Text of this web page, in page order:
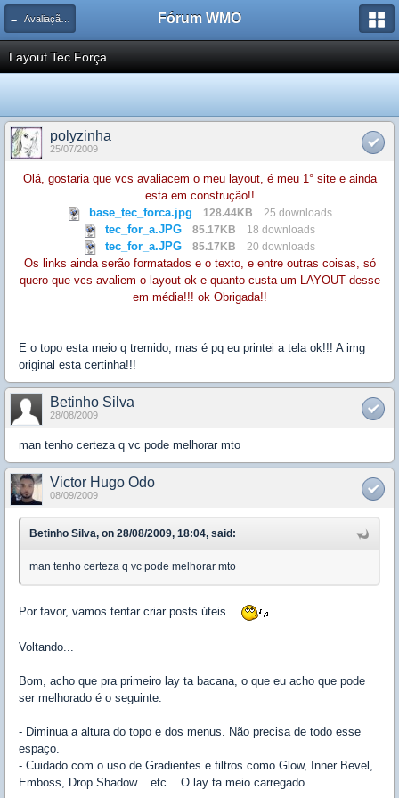
← Avaliação de Layouts de Sites Fórum WMO
Layout Tec Força
polyzinha
25/07/2009
Olá, gostaria que vcs avaliacem o meu layout, é meu 1° site e ainda
esta em construção!!
base_tec_forca.jpg
128.44KB 25 downloads
tec_for_a.JPG 85.17KB 18 downloads
tec_for_a.JPG 85.17KB 20 downloads
Os links ainda serão formatados e o texto, e entre outras coisas, só
quero que vcs avaliem o layout ok e quanto custa um LAYOUT desse
em média!!! ok Obrigada!!
E o topo esta meio q tremido, mas é pq eu printei a tela ok!!! A img
original esta certinha!!!
Betinho Silva
28/08/2009
man tenho certeza q vc pode melhorar mto
Victor Hugo Odo
08/09/2009
Betinho Silva, on 28/08/2009, 18:04, said:
man tenho certeza q vc pode melhorar mto
Por favor, vamos tentar criar posts úteis...
Voltando...
Bom, acho que pra primeiro lay ta bacana, o que eu acho que pode
ser melhorado é o seguinte:
- Diminua a altura do topo e dos menus. Não precisa de todo esse
espaço.
- Cuidado com o uso de Gradientes e filtros como Glow, Inner Bevel,
Emboss, Drop Shadow... etc... O lay ta meio carregado.